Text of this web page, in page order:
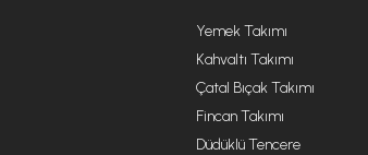
Yemek Takımı
Kahvaltı Takımı
Çatal Bıçak Takımı
Fincan Takımı
Düdüklü Tencere